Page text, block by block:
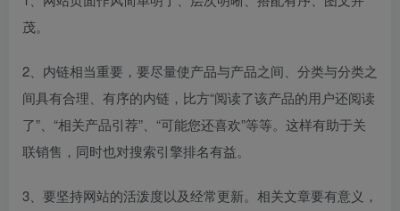
茂。
2、内链相当重要，要尽量使产品与产品之间、分类与分类之
间具有合理、有序的内链，比方“阅读了该产品的用户还阅读
了”、“相关产品引荐”、“可能您还喜欢”等等。这样有助于关
联销售，同时也对搜索引擎排名有益。
3、要坚持网站的活泼度以及经常更新。相关文章要有意义，